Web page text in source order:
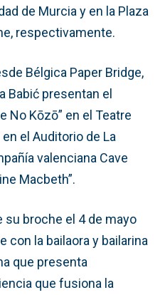
de Murcia y en la Plaza
respectivamente.
Bélgica Paper Bridge,
Babić presentan el
No Kōzō” en el Teatre
el Auditorio de La
valenciana Cave
Macbeth”.
su broche el 4 de mayo
con la bailaora y bailarina
que presenta
que fusiona la